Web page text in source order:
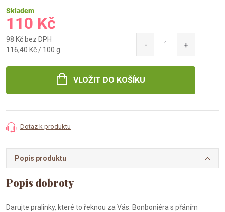
Skladem
110 Kč
98 Kč bez DPH
Měrná
116,40 Kč / 100 g
VLOŽIT DO KOŠÍKU
Dotaz k produktu
Popis produktu
Darujte pralinky, které to řeknou za Vás. Bonboniéra s přáním